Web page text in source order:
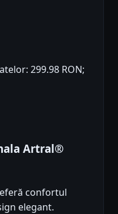
299.98 RON;
Artral®
confortul
elegant.